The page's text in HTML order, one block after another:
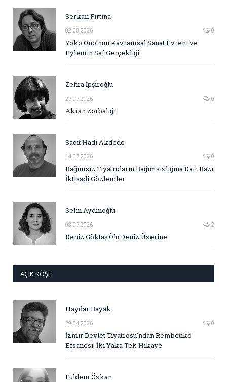
Serkan Fırtına
02.08.2026 0
Yoko Ono’nun Kavramsal Sanat Evreni ve
Eylemin Saf Gerçekliği
Zehra İpşiroğlu
27.07.2026 0
Akran Zorbalığı
Sacit Hadi Akdede
14.07.2026 0
Bağımsız Tiyatroların Bağımsızlığına Dair Bazı
İktisadi Gözlemler
Selin Aydınoğlu
08.07.2026 2
Deniz Göktaş Ölü Deniz Üzerine
AÇIK KÖŞE
Haydar Bayak
29.04.2026 0
İzmir Devlet Tiyatrosu’ndan Rembetiko
Efsanesi: İki Yaka Tek Hikaye
Fuldem Özkan